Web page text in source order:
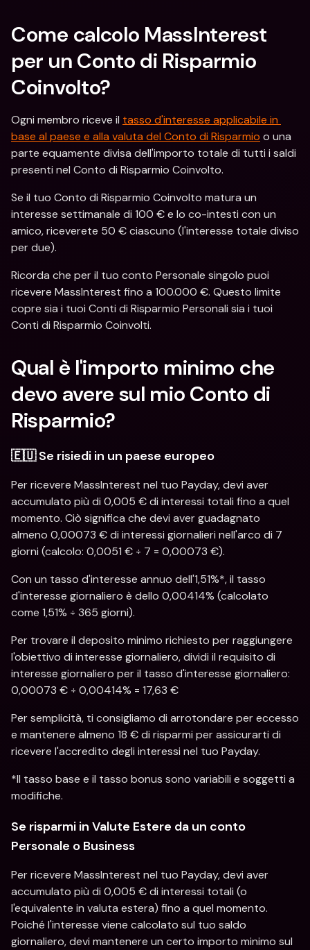
Come calcolo MassInterest
per un Conto di Risparmio
Coinvolto?
Ogni membro riceve il tasso d'interesse applicabile in
base al paese e alla valuta del Conto di Risparmio o una
parte equamente divisa dell'importo totale di tutti i saldi
presenti nel Conto di Risparmio Coinvolto.
Se il tuo Conto di Risparmio Coinvolto matura un
interesse settimanale di 100 € e lo co-intesti con un
amico, riceverete 50 € ciascuno (l'interesse totale diviso
per due).
Ricorda che per il tuo conto Personale singolo puoi
ricevere MassInterest fino a 100.000 €. Questo limite
copre sia i tuoi Conti di Risparmio Personali sia i tuoi
Conti di Risparmio Coinvolti.
Qual è l'importo minimo che
devo avere sul mio Conto di
Risparmio?
🇪🇺 Se risiedi in un paese europeo
Per ricevere MassInterest nel tuo Payday, devi aver
accumulato più di 0,005 € di interessi totali fino a quel
momento. Ciò significa che devi aver guadagnato
almeno 0,00073 € di interessi giornalieri nell'arco di 7
giorni (calcolo: 0,0051 € ÷ 7 = 0,00073 €).
Con un tasso d'interesse annuo dell'1,51%*, il tasso
d'interesse giornaliero è dello 0,00414% (calcolato
come 1,51% ÷ 365 giorni).
Per trovare il deposito minimo richiesto per raggiungere
l'obiettivo di interesse giornaliero, dividi il requisito di
interesse giornaliero per il tasso d'interesse giornaliero:
0,00073 € ÷ 0,00414% = 17,63 €
Per semplicità, ti consigliamo di arrotondare per eccesso
e mantenere almeno 18 € di risparmi per assicurarti di
ricevere l'accredito degli interessi nel tuo Payday.
*Il tasso base e il tasso bonus sono variabili e soggetti a
modifiche.
Se risparmi in Valute Estere da un conto
Personale o Business
Per ricevere MassInterest nel tuo Payday, devi aver
accumulato più di 0,005 € di interessi totali (o
l'equivalente in valuta estera) fino a quel momento.
Poiché l'interesse viene calcolato sul tuo saldo
giornaliero, devi mantenere un certo importo minimo sul